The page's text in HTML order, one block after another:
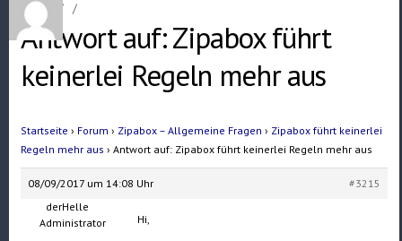
Home / /
Antwort auf: Zipabox führt
keinerlei Regeln mehr aus
Startseite › Forum › Zipabox – Allgemeine Fragen › Zipabox führt keinerlei
Regeln mehr aus › Antwort auf: Zipabox führt keinerlei Regeln mehr aus
08/09/2017 um 14:08 Uhr
#3215
derHelle
Administrator
Hi,